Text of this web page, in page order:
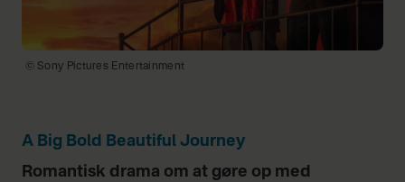
© Sony Pictures Entertainment
A Big Bold Beautiful Journey
Romantisk drama om at gøre op med